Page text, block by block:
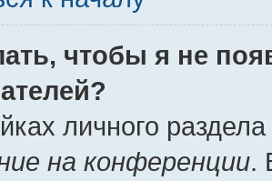
чтобы я не
личного
на конференции.